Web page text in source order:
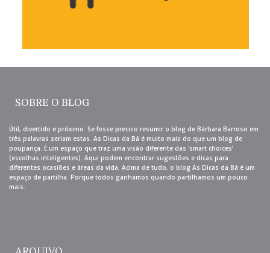
SOBRE O BLOG
Útil, divertido e próximo. Se fosse preciso resumir o blog de Bárbara Barroso em
três palavras seriam estas. As Dicas da Bá é muito mais do que um blog de
poupança. É um espaço que traz uma visão diferente das ‘smart choices’
(escolhas inteligentes). Aqui podem encontrar sugestões e dicas para
diferentes ocasiões e áreas da vida. Acima de tudo, o blog As Dicas da Bá é um
espaço de partilha. Porque todos ganhamos quando partilhamos um pouco
mais.